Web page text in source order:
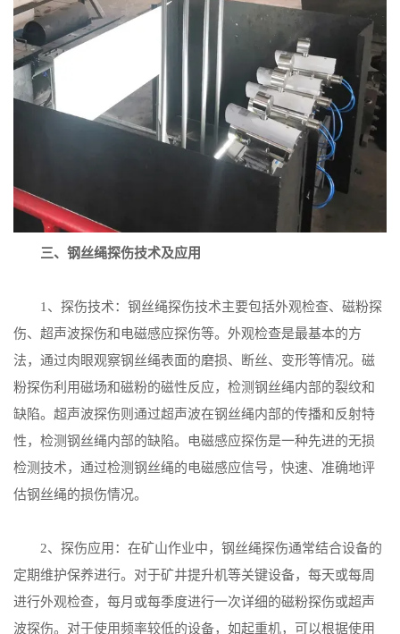
三、钢丝绳探伤技术及应用
1、探伤技术：钢丝绳探伤技术主要包括外观检查、磁粉探
伤、超声波探伤和电磁感应探伤等。外观检查是最基本的方
法，通过肉眼观察钢丝绳表面的磨损、断丝、变形等情况。磁
粉探伤利用磁场和磁粉的磁性反应，检测钢丝绳内部的裂纹和
缺陷。超声波探伤则通过超声波在钢丝绳内部的传播和反射特
性，检测钢丝绳内部的缺陷。电磁感应探伤是一种先进的无损
检测技术，通过检测钢丝绳的电磁感应信号，快速、准确地评
估钢丝绳的损伤情况。
2、探伤应用：在矿山作业中，钢丝绳探伤通常结合设备的
定期维护保养进行。对于矿井提升机等关键设备，每天或每周
进行外观检查，每月或每季度进行一次详细的磁粉探伤或超声
波探伤。对于使用频率较低的设备，如起重机，可以根据使用